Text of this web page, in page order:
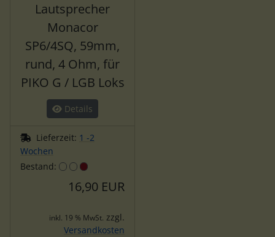
Lautsprecher
Monacor
SP6/4SQ, 59mm,
rund, 4 Ohm, für
PIKO G / LGB Loks
Details
Lieferzeit: 1 -2
Wochen
Bestand:
16,90 EUR
inkl. 19 % MwSt. zzgl.
Versandkosten